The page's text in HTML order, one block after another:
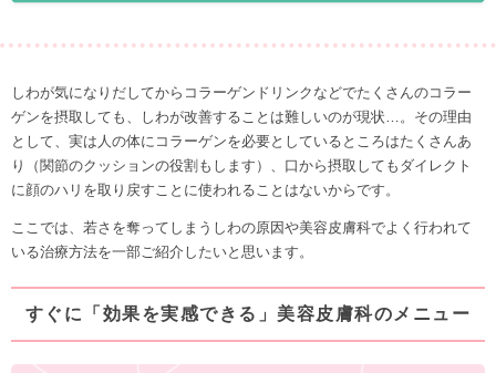
しわが気になりだしてから コラーゲンドリンクなどでたくさんのコラー
ゲンを摂取しても、しわが改善することは難しいのが現状…
。その理由
として、実は人の体にコラーゲンを必要としているところはたくさんあ
り（関節のクッションの役割もします）、 口から摂取してもダイレクト
に顔のハリを取り戻すことに使われることはないからです。
ここでは、若さを奪ってしまうしわの原因や美容皮膚科でよく行われて
いる治療方法を一部ご紹介したいと思います。
すぐに「効果を実感できる」美容皮膚科のメニュー